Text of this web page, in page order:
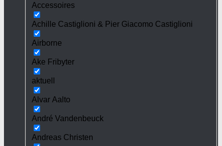
Accessoires
Achille Castiglioni & Pier Giacomo Castiglioni
Airborne
Ake Fribyter
aktuell
Alvar Aalto
André Vandenbeuck
Andreas Christen